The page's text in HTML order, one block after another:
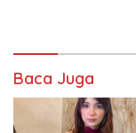
Baca Juga